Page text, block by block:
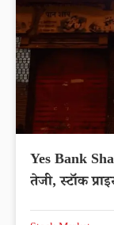
Yes Bank
तेजी, स्टॉक